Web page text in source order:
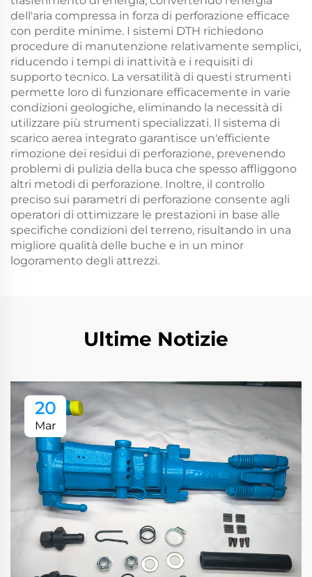
dell'aria compressa in forza di perforazione efficace
con perdite minime. I sistemi DTH richiedono
procedure di manutenzione relativamente semplici,
riducendo i tempi di inattività e i requisiti di
supporto tecnico. La versatilità di questi strumenti
permette loro di funzionare efficacemente in varie
condizioni geologiche, eliminando la necessità di
utilizzare più strumenti specializzati. Il sistema di
scarico aerea integrato garantisce un'efficiente
rimozione dei residui di perforazione, prevenendo
problemi di pulizia della buca che spesso affliggono
altri metodi di perforazione. Inoltre, il controllo
preciso sui parametri di perforazione consente agli
operatori di ottimizzare le prestazioni in base alle
specifiche condizioni del terreno, risultando in una
migliore qualità delle buche e in un minor
logoramento degli attrezzi.
Ultime Notizie
20
Mar